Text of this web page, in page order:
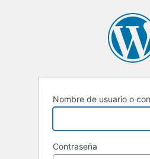
Nombre de usuario o
Contraseña